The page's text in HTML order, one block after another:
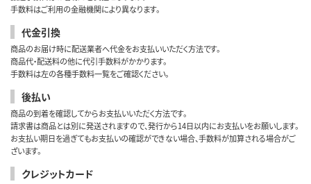
手数料はご利用の金融機関により異なります。
代金引換
商品のお届け時に配送業者へ代金をお支払いいただく方法です。
商品代・配送料の他に代引手数料がかかります。
手数料は左の各種手数料一覧をご確認ください。
後払い
商品の到着を確認してからお支払いいただく方法です。
請求書は商品とは別に発送されますので、発行から14日以内にお支払いをお願いします。
お支払い期日を過ぎてもお支払いの確認ができない場合、手数料が加算される場合がご
ざいます。
クレジットカード